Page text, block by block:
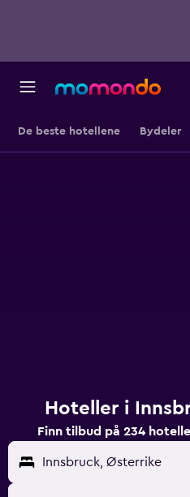
De beste hotellene Bydeler
Hoteller i
Finn tilbud på 234
Innsbruck, Østerrike